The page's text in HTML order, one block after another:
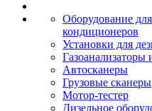
Оборудование
кондиционеров
Установки для
Автосканеры
Грузовые сканеры
Мотор-тестер
Дизельное